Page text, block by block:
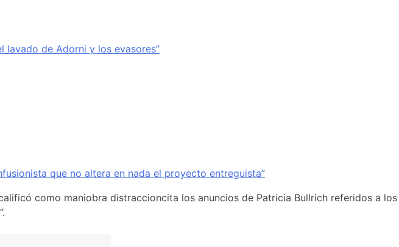
lavado de Adorni y los evasores”
que no altera en nada el proyecto entreguista”
como maniobra distraccioncita los anuncios de Patricia Bullrich referidos a los